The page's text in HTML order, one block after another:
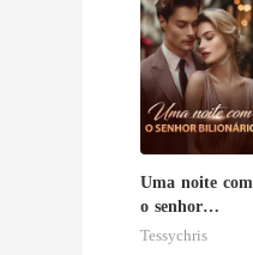
Uma noite com
o senhor
Bilionário
Tessychris